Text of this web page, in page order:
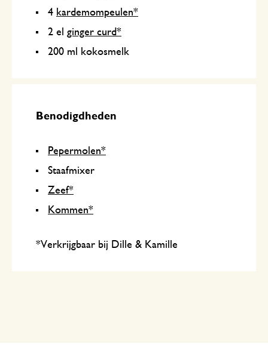
4 kardemompeulen*
2 el ginger curd*
200 ml kokosmelk
Benodigdheden
Pepermolen*
Staafmixer
Zeef*
Kommen*
*Verkrijgbaar bij Dille & Kamille